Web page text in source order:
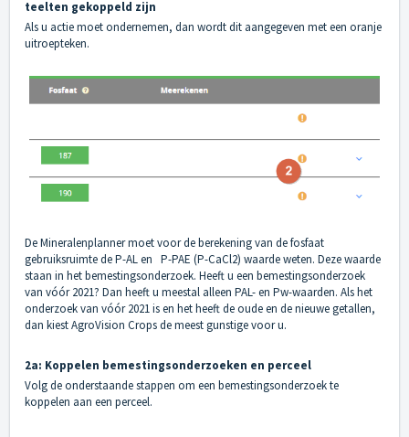
teelten gekoppeld zijn
Als u actie moet ondernemen, dan wordt dit aangegeven met een oranje
uitroepteken.
De Mineralenplanner moet voor de berekening van de fosfaat
gebruiksruimte de P-AL en P-PAE (P-CaCl2) waarde weten. Deze waarde
staan in het bemestingsonderzoek. Heeft u een bemestingsonderzoek
van vóór 2021? Dan heeft u meestal alleen PAL- en Pw-waarden. Als het
onderzoek van vóór 2021 is en het heeft de oude en de nieuwe getallen,
dan kiest AgroVision Crops de meest gunstige voor u.
2a: Koppelen bemestingsonderzoeken en perceel
Volg de onderstaande stappen om een bemestingsonderzoek te
koppelen aan een perceel.